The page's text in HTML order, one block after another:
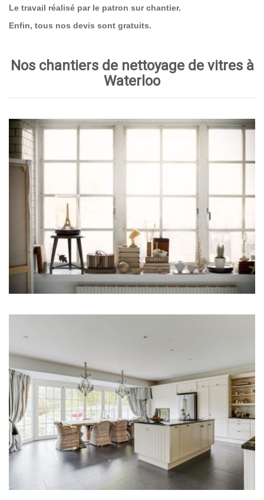
Le travail réalisé par le patron sur chantier.
Enfin, tous nos devis sont gratuits.
Nos chantiers de nettoyage de vitres à
Waterloo